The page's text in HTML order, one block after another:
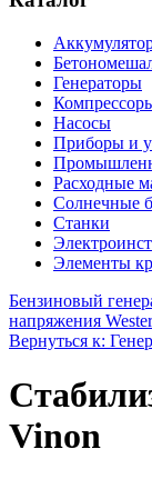
Генераторы
Насосы
Приборы и
Расходные
Солнечные
Станки
Элементы
Бензиновый
напряжения Wester
Вернуться к:
Vinon